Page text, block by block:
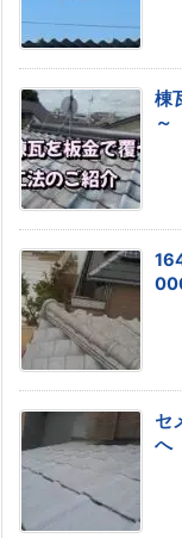
棟
～
セ
へ